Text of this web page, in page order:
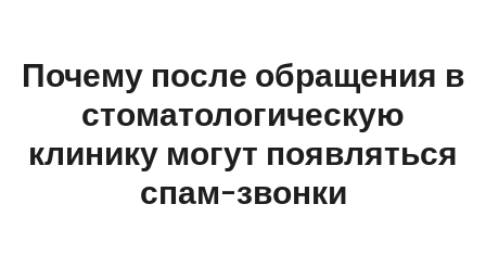
Почему после обращения в
стоматологическую
клинику могут появляться
спам-звонки